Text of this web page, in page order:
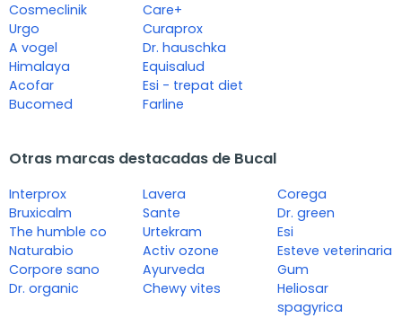
Cosmeclinik
Urgo
A vogel
Himalaya
Acofar
Bucomed
Care+
Curaprox
Dr. hauschka
Equisalud
Esi - trepat diet
Farline
Otras marcas destacadas de Bucal
Interprox
Bruxicalm
The humble co
Naturabio
Corpore sano
Dr. organic
Lavera
Sante
Urtekram
Activ ozone
Ayurveda
Chewy vites
Corega
Dr. green
Esi
Esteve veterinaria
Gum
Heliosar
spagyrica